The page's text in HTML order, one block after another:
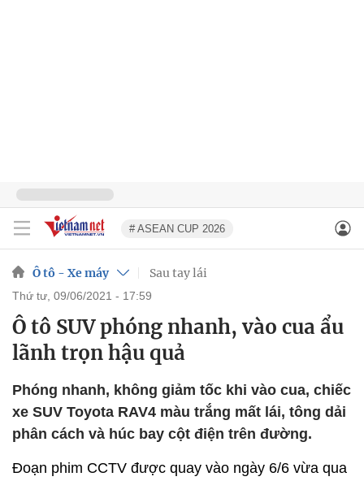
# ASEAN CUP 2026
Ô tô - Xe máy Sau tay lái
thứ tư, 09/06/2021 - 17:59
Ô tô SUV phóng nhanh, vào cua ẩu
lãnh trọn hậu quả
Phóng nhanh, không giảm tốc khi vào cua, chiếc
xe SUV Toyota RAV4 màu trắng mất lái, tông dải
phân cách và húc bay cột điện trên đường.
Đoạn phim CCTV được quay vào ngày 6/6 vừa qua